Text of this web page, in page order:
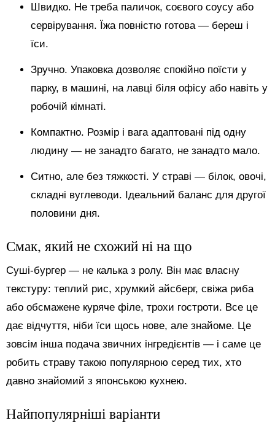
Швидко. Не треба паличок, соєвого соусу або
сервірування. Їжа повністю готова — береш і
їси.
Зручно. Упаковка дозволяє спокійно поїсти у
парку, в машині, на лавці біля офісу або навіть у
робочій кімнаті.
Компактно. Розмір і вага адаптовані під одну
людину — не занадто багато, не занадто мало.
Ситно, але без тяжкості. У страві — білок, овочі,
складні вуглеводи. Ідеальний баланс для другої
половини дня.
Смак, який не схожий ні на що
Суші-бургер — не калька з ролу. Він має власну
текстуру: теплий рис, хрумкий айсберг, свіжа риба
або обсмажене куряче філе, трохи гостроти. Все це
дає відчуття, ніби їси щось нове, але знайоме. Це
зовсім інша подача звичних інгредієнтів — і саме це
робить страву такою популярною серед тих, хто
давно знайомий з японською кухнею.
Найпопулярніші варіанти